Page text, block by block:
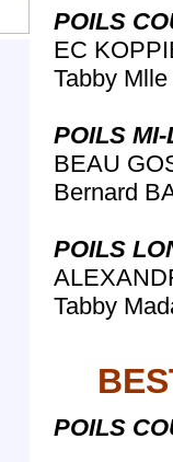
POILS
EC
Tabby
POILS
BEAU
Bernard
POILS
Tabby
POILS